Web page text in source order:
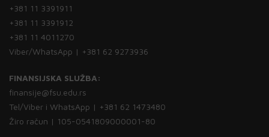
+381 11 3391911
+381 11 3391912
+381 11 4011270
Viber/WhatsApp | +381 62 9273936
FINANSIJSKA SLUŽBA:
finansije@fsu.edu.rs
Tel/Viber i WhatsApp | +381 62 1473480
Žiro račun | 105-0541809000001-80